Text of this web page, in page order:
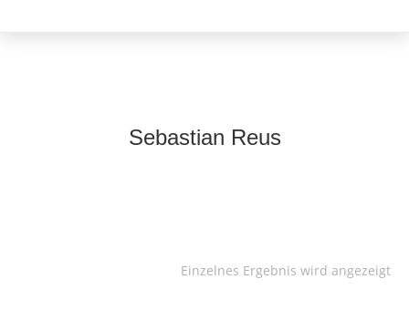
Sebastian Reus
Einzelnes Ergebnis wird angezeigt